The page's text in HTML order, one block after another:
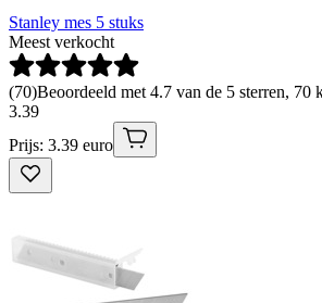
Stanley mes 5 stuks
Meest verkocht
(70)Beoordeeld met 4.7 van de 5 sterren, 70
3.39
Prijs: 3.39 euro